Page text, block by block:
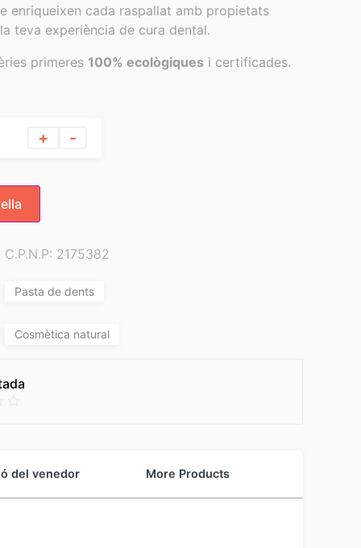
enriqueixen cada raspallat amb propietats
teva experiència de cura dental.
primeres 100% ecològiques i certificades.
+ -
C.P.N.P: 2175382
Pasta de dents
Cosmètica natural
del venedor More Products